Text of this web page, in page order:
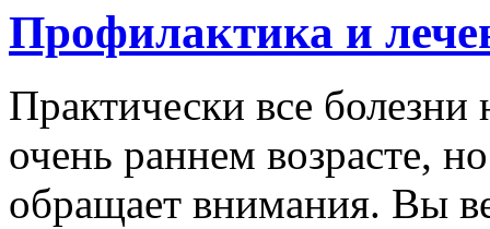
Профилактика и
Практически все болезни
очень раннем возрасте,
обращает внимания. Вы